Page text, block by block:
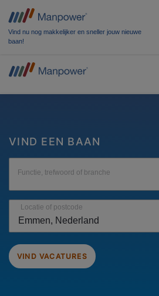
Vind nu nog makkelijker en sneller jouw nieuwe
baan!
VIND EEN BAAN
Functie, trefwoord of branche
Locatie of postcode
VIND VACATURES